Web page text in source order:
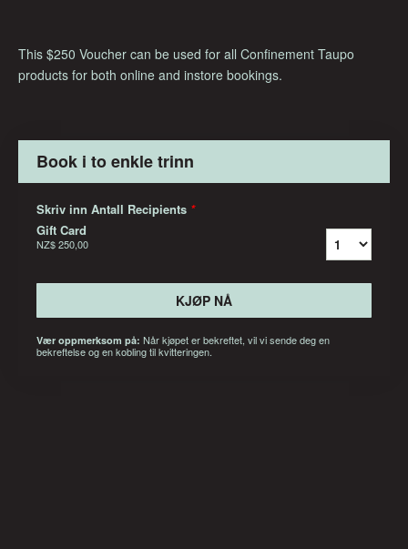
This $250 Voucher can be used for all Confinement Taupo
products for both online and instore bookings.
Book i to enkle trinn
Skriv inn Antall Recipients *
Gift Card
NZ$ 250,00
KJØP NÅ
Vær oppmerksom på: Når kjøpet er bekreftet, vil vi sende deg en
bekreftelse og en kobling til kvitteringen.